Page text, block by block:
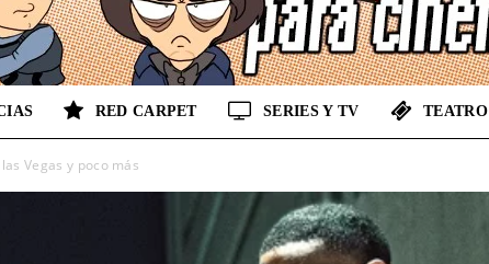
RED CARPET SERIES Y TV TEATRO
Vegas y poco más